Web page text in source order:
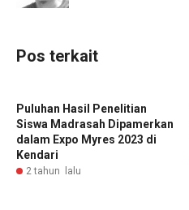
Pos terkait
Puluhan Hasil Penelitian
Siswa Madrasah Dipamerkan
dalam Expo Myres 2023 di
Kendari
2 tahun lalu